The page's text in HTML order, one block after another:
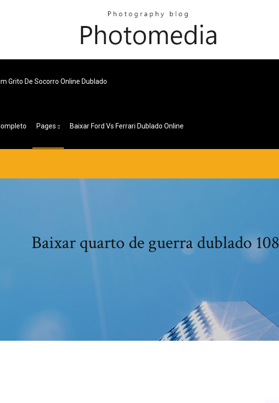
Grito De Socorro Online Dublado
Pages Baixar Ford Vs Ferrari Dublado Online
Baixar quarto de guerra dublado